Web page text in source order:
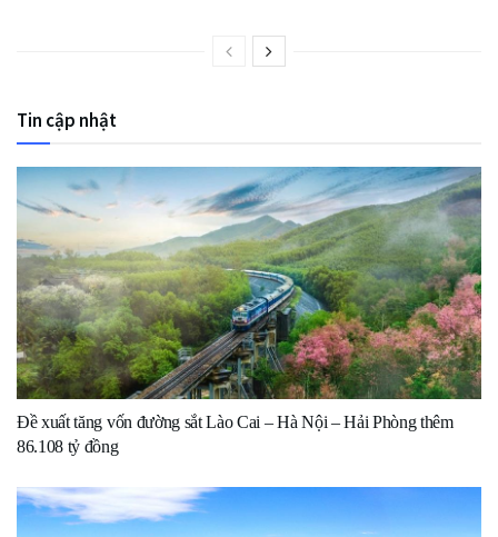
Tin cập nhật
Đề xuất tăng vốn đường sắt Lào Cai – Hà Nội – Hải Phòng thêm
86.108 tỷ đồng